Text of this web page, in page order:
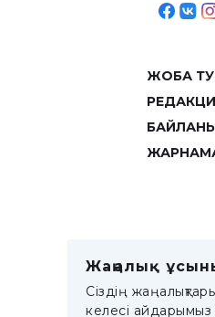
ЖОБА
Жаңалық
Сіздің
келесі